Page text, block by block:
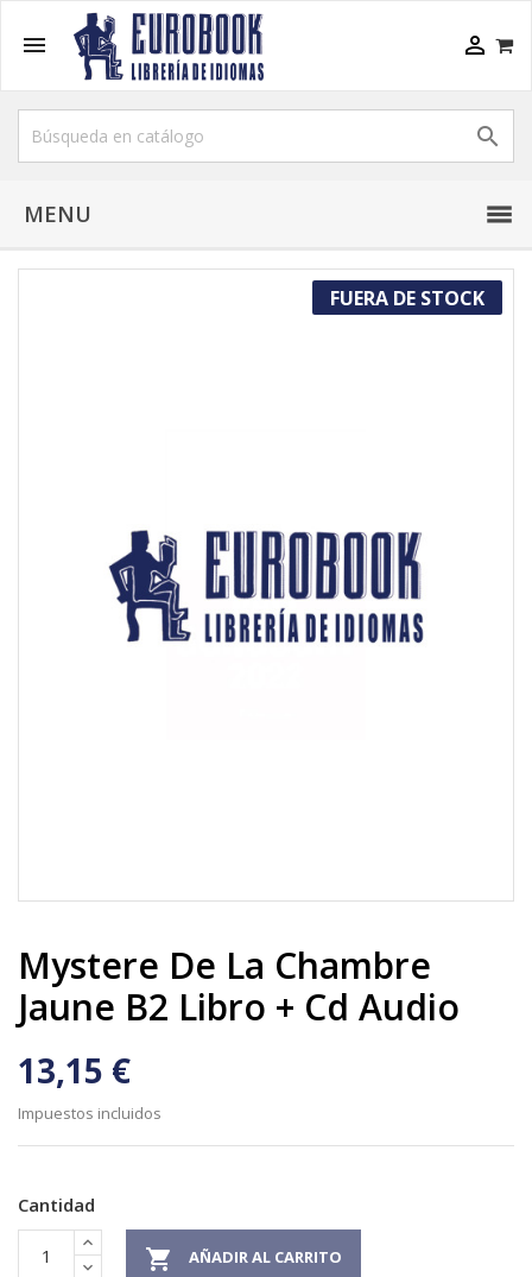
 

MENU
FUERA DE STOCK
Mystere De La Chambre
Jaune B2 Libro + Cd Audio
13,15 €
Impuestos incluidos
Cantidad
 AÑADIR AL CARRITO